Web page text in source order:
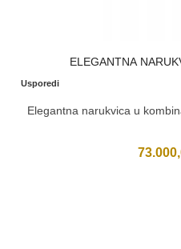
ELEGANTNA
Usporedi
Elegantna narukvica u